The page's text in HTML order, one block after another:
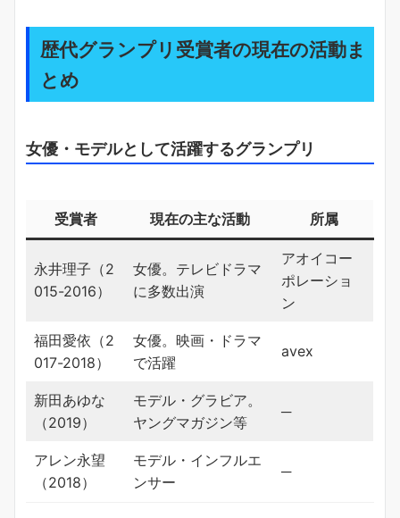
歴代グランプリ受賞者の現在の活動ま
とめ
女優・モデルとして活躍するグランプリ
受賞者 現在の主な活動 所属
永井理子（2
015-2016）
女優。テレビドラマ
に多数出演
アオイコー
ポレーショ
ン
福田愛依（2
017-2018）
女優。映画・ドラマ
で活躍
avex
新田あゆな
（2019）
モデル・グラビア。
ヤングマガジン等
─
アレン永望
（2018）
モデル・インフルエ
ンサー
─